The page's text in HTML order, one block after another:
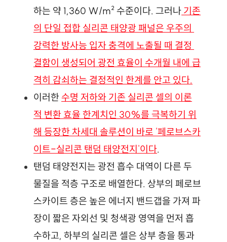
하는 약 1,360 W/m² 수준이다. 그러나 기존
의 단일 접합 실리콘 태양광 패널은 우주의
강력한 방사능 입자 충격에 노출될 때 결정
결함이 생성되어 광전 효율이 수개월 내에 급
격히 감쇠하는 결정적인 한계를 안고 있다.
이러한 수명 저하와 기존 실리콘 셀의 이론
적 변환 효율 한계치인 30%를 극복하기 위
해 등장한 차세대 솔루션이 바로 '페로브스카
이트-실리콘 탠덤 태양전지'이다.
탠덤 태양전지는 광전 흡수 대역이 다른 두
물질을 적층 구조로 배열한다. 상부의 페로브
스카이트 층은 높은 에너지 밴드갭을 가져 파
장이 짧은 자외선 및 청색광 영역을 먼저 흡
수하고, 하부의 실리콘 셀은 상부 층을 통과